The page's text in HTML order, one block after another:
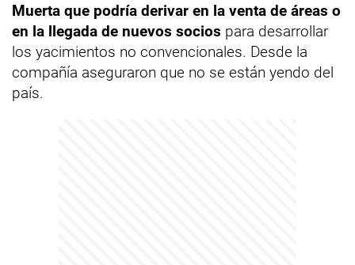
Muerta que podría derivar en la venta de áreas o
en la llegada de nuevos socios para desarrollar
los yacimientos no convencionales. Desde la
compañía aseguraron que no se están yendo del
país.